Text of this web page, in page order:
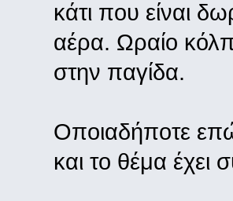
κάτι που είναι
αέρα. Ωραίο
στην παγίδα.
Οποιαδήποτε
και το θέμα έχει